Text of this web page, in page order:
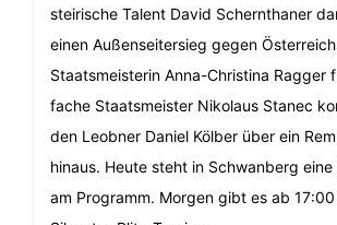
steirische Talent David Schernthaner
einen Außenseitersieg gegen
Staatsmeisterin Anna-Christina Ragger
fache Staatsmeister Nikolaus Stanec
den Leobner Daniel Kölber über ein
hinaus. Heute steht in Schwanberg
am Programm. Morgen gibt es ab